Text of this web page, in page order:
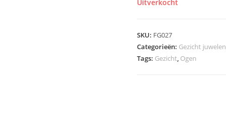
Uitverkocht
SKU: FG027
Categorieën: Gezicht juwelen
Tags: Gezicht, Ogen